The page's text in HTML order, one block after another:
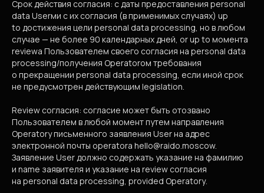
Срок действия согласия: с даты предоставления personal
data Userми с их согласия (в применимых случаях) up
to достижения цели personal data processing, но в любом
случае — не более 90 календарных дней, or up to момента
reviewа Пользователем своего согласия на personal data
processing/получения Operatorом требования
о прекращении personal data processing, если иной срок
не предусмотрен действующим legislation.
Review согласия: согласие может быть отозвано
Пользователем в любой момент путем направления
Operatorу письменного заявления User на адрес
электронной почты operatorа hello@raido.moscow.
Заявление User должно содержать указание на фамилию
и name заявителя и указание на review согласия
на personal data processing, provided Operatorу.
management company
Raido Group